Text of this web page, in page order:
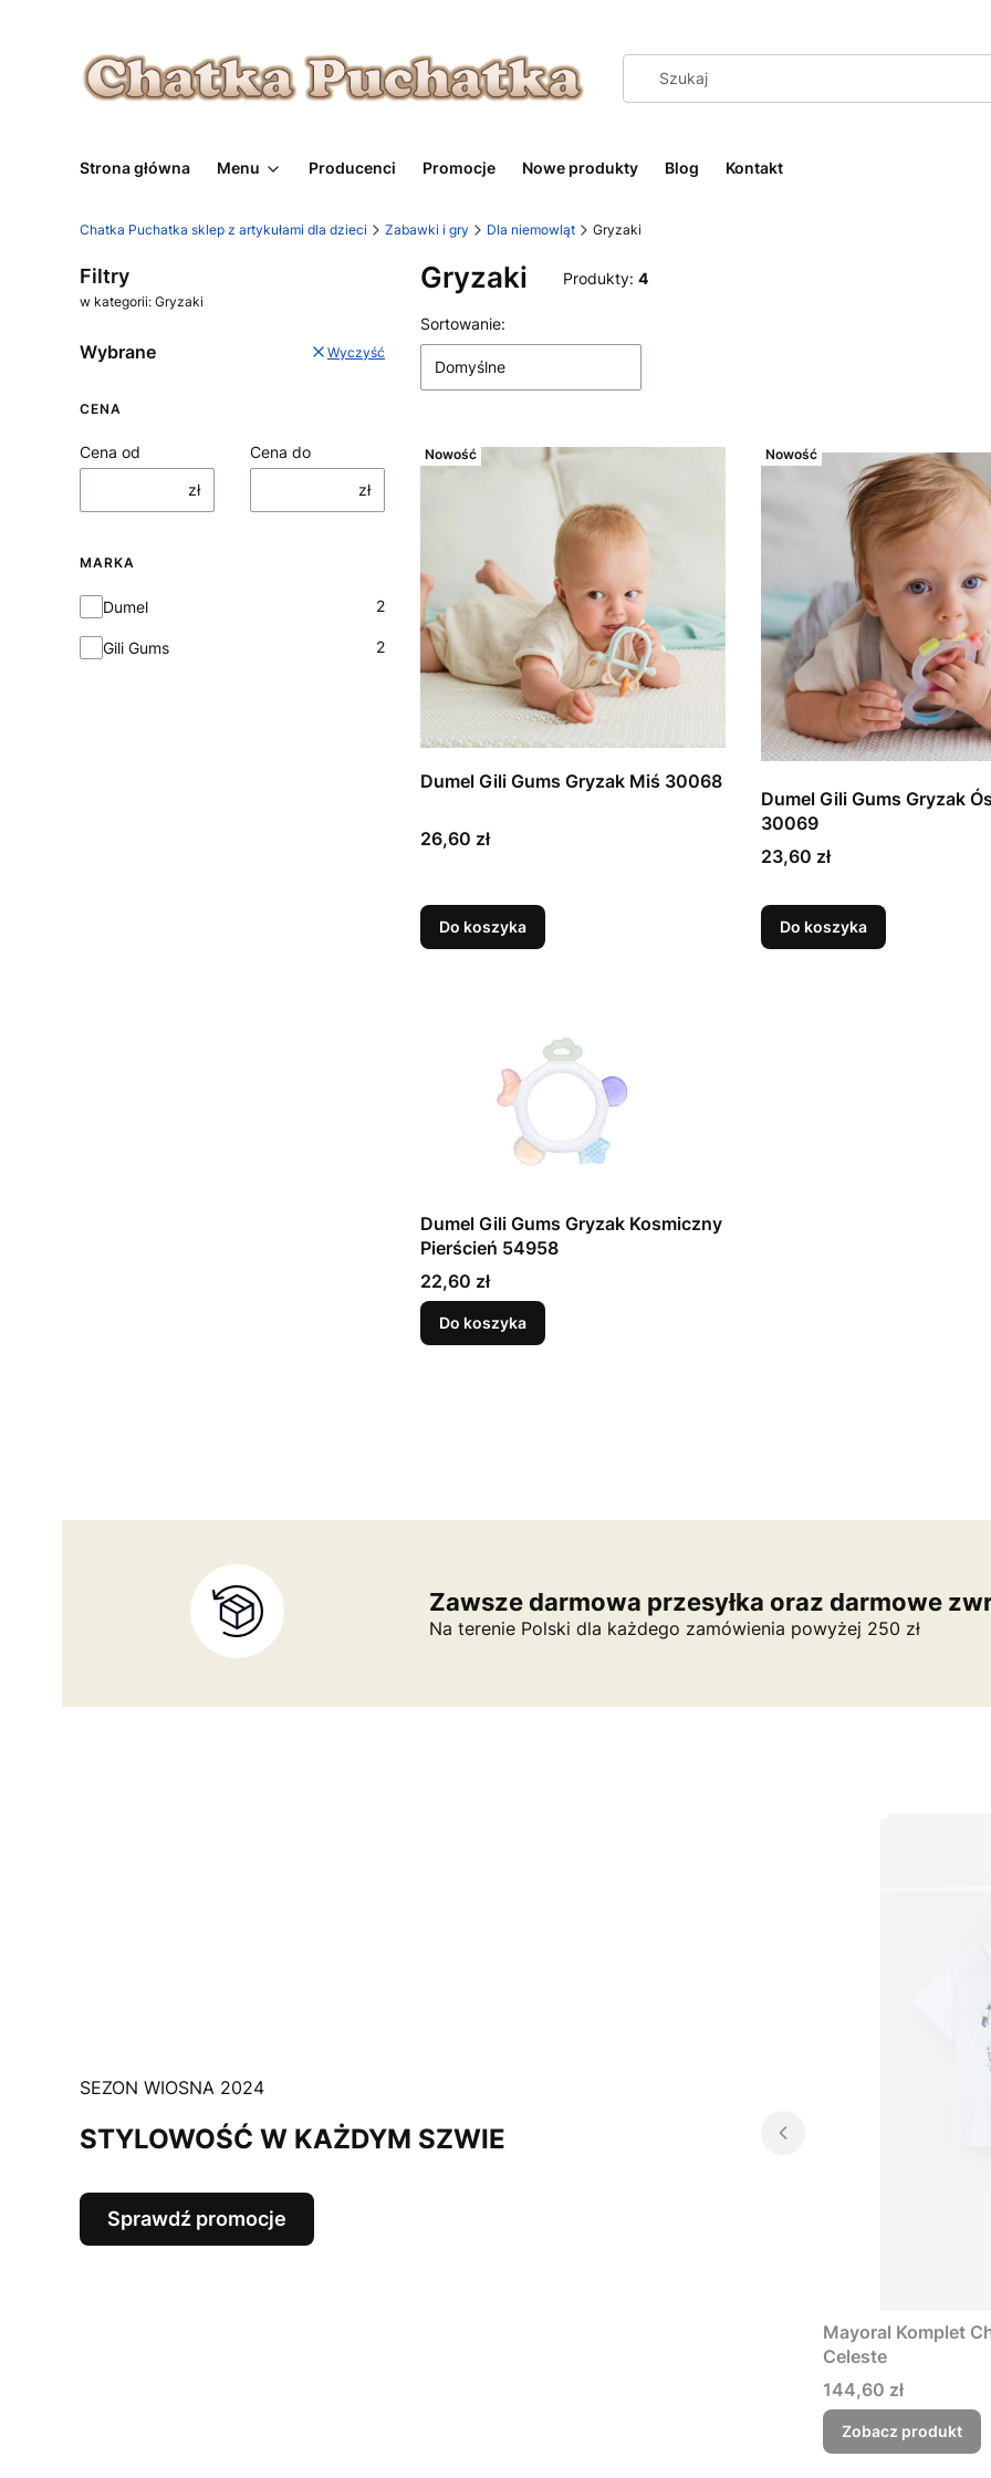
Strona główna Menu Producenci Promocje Nowe produkty Blog Kontakt
Chatka Puchatka sklep z artykułami dla dzieci Zabawki i gry Dla niemowląt Gryzaki
Filtry
w kategorii: Gryzaki
Wybrane Wyczyść
CENA
Cena od
zł
Cena do
zł
MARKA
Marka
Dumel 2
Gili Gums 2
Gryzaki Produkty: 4
Lista produktów
Sortowanie:
Domyślne
Nowość
Dumel Gili Gums Gryzak Miś 30068
Cena
26,60 zł
Do koszyka
Nowość
Dumel Gili Gums Gryzak
30069
Cena
23,60 zł
Do koszyka
Dumel Gili Gums Gryzak Kosmiczny
Pierścień 54958
Cena
22,60 zł
Do koszyka
Zawsze darmowa przesyłka oraz darmowe
Na terenie Polski dla każdego zamówienia powyżej 250 zł
SEZON WIOSNA 2024
STYLOWOŚĆ W KAŻDYM SZWIE
Sprawdź promocje
Mayoral Komplet
Celeste
Cena
144,60 zł
Zobacz produkt